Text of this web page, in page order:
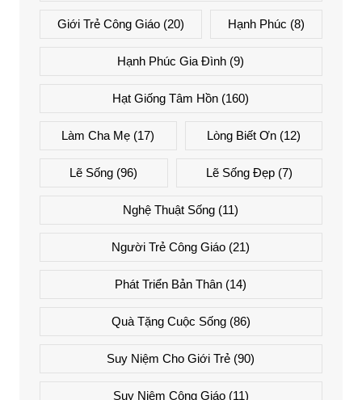
Giới Trẻ Công Giáo(20) Hạnh Phúc (8)
Hạnh Phúc Gia Đình (9)
Hạt Giống Tâm Hồn (160)
Làm Cha Mẹ (17) Lòng Biết Ơn(12)
Lẽ Sống (96) Lẽ Sống Đẹp(7)
Nghệ Thuật Sống (11)
Người Trẻ Công Giáo (21)
Phát Triển Bản Thân (14)
Quà Tặng Cuộc Sống(86)
Suy Niệm Cho Giới Trẻ (90)
Suy Niệm Công Giáo(11)